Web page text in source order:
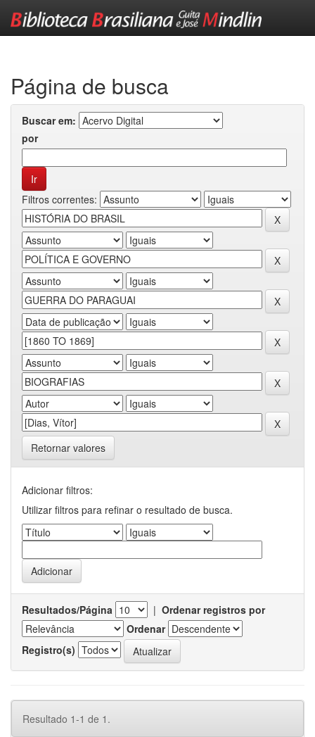
Página de busca
Buscar em:
por
Filtros correntes:
Retornar valores
Adicionar filtros:
Utilizar filtros para refinar o resultado de busca.
Resultados/Página | Ordenar registros por
Ordenar
Registro(s)
Resultado 1-1 de 1.